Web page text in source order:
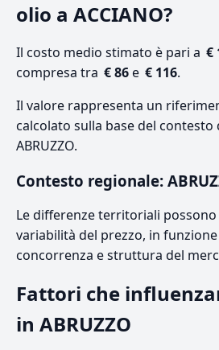
olio a ACCIANO?
Il costo medio stimato è pari a €
compresa tra € 86e € 116.
Il valore rappresenta un
calcolato sulla base del contesto
ABRUZZO.
Contesto regionale:
Le differenze territoriali
variabilità del prezzo, in
concorrenza e struttura del
Fattori che
in ABRUZZO